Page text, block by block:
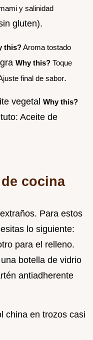
y salinidad
gluten).
this?Aroma tostado
Why this? Toque
final de sabor.
vegetal Why this?
Aceite de
cocina
Para estos
lo siguiente:
para el relleno.
botella de vidrio
antiadherente
china en trozos casi